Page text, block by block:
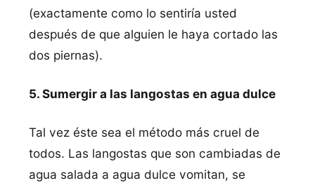
(exactamente como lo sentirí­a usted
después de que alguien le haya cortado las
dos piernas).
5. Sumergir a las langostas en agua dulce
Tal vez éste sea el método más cruel de
todos. Las langostas que son cambiadas de
agua salada a agua dulce vomitan, se